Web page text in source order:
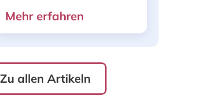
Mehr erfahren
Zu allen Artikeln